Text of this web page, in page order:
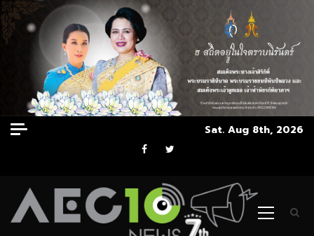
Skip
to
Sat. Aug 8th, 2026
Facebook
Twitter
Primary